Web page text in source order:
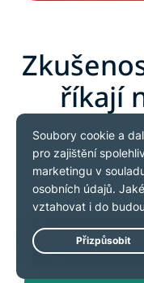
říkají
Tady jsou